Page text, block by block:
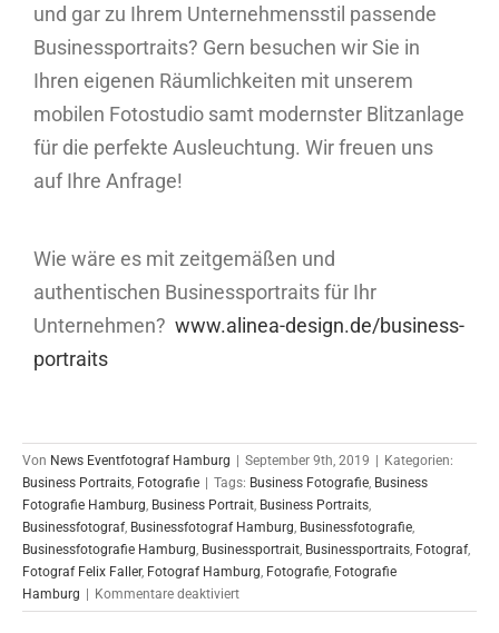
und gar zu Ihrem Unternehmensstil passende
Businessportraits? Gern besuchen wir Sie in
Ihren eigenen Räumlichkeiten mit unserem
mobilen Fotostudio samt modernster Blitzanlage
für die perfekte Ausleuchtung. Wir freuen uns
auf Ihre Anfrage!
Wie wäre es mit zeitgemäßen und
authentischen Businessportraits für Ihr
Unternehmen? www.alinea-design.de/business-
portraits
Von News Eventfotograf Hamburg September 9th, 2019
Kategorien:
Business Portraits, Fotografie Tags: Business Fotografie, Business
Fotografie Hamburg, Business Portrait, Business Portraits,
Businessfotograf, Businessfotograf Hamburg, Businessfotografie,
Businessfotografie Hamburg, Businessportrait, Businessportraits, Fotograf,
Fotograf Felix Faller, Fotograf Hamburg, Fotografie, Fotografie
Hamburg
Kommentare deaktiviertfür
Businessportraits